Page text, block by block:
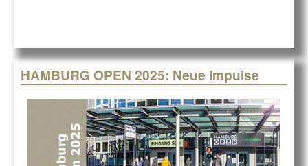
HAMBURG OPEN 2025: Neue Impulse